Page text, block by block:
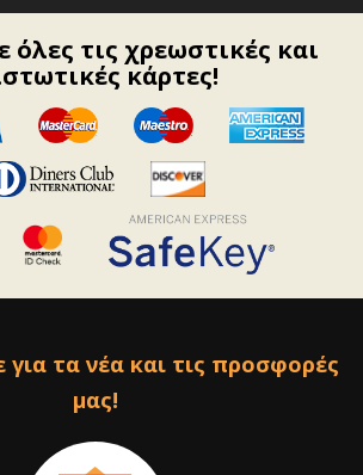
όλες τις χρεωστικές και
κάρτες!
για τα νέα και τις προσφορές
μας!